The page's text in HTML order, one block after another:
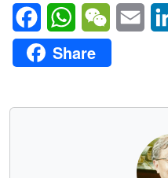
FacebookWhatsAppWeChatEmail
Share